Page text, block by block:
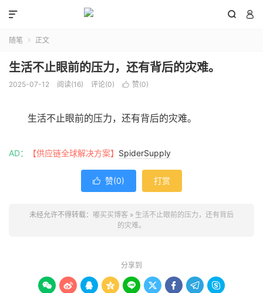
 

随笔  正文
生活不止眼前的压力，还有背后的灾难。
2025-07-12 阅读(16) 评论(0)  赞(0)
生活不止眼前的压力，还有背后的灾难。
AD： 【供应链全球解决方案】 SpiderSupply
 赞(0) 打赏
未经允许不得转载： 嘟买买博客 » 生活不止眼前的压力，还有背后
的灾难。
分享到
        